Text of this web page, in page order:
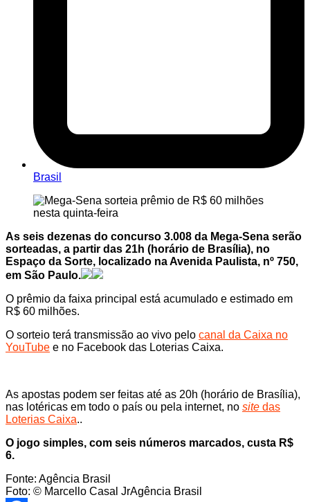
Brasil
As seis dezenas do concurso 3.008 da Mega-Sena serão
sorteadas, a partir das 21h (horário de Brasília), no
Espaço da Sorte, localizado na Avenida Paulista, nº 750,
em São Paulo.
O prêmio da faixa principal está acumulado e estimado em
R$ 60 milhões.
O sorteio terá transmissão ao vivo pelo canal da Caixa no
YouTube e no Facebook das Loterias Caixa.
As apostas podem ser feitas até as 20h (horário de Brasília),
nas lotéricas em todo o país ou pela internet, no site das
Loterias Caixa..
O jogo simples, com seis números marcados, custa R$
6.
Fonte: Agência Brasil
Foto: © Marcello Casal JrAgência Brasil